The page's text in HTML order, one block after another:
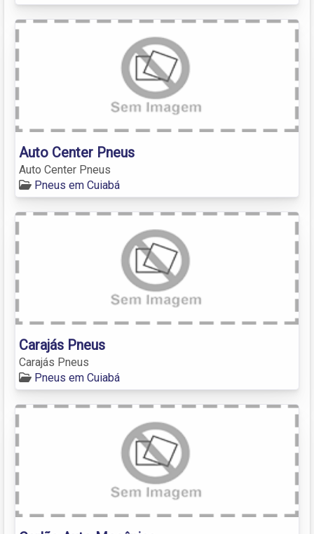
Auto Center Pneus
Auto Center Pneus
Pneus em Cuiabá
Carajás Pneus
Carajás Pneus
Pneus em Cuiabá